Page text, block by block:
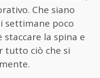
Che siano
settimane poco
la spina e
tutto ciò che si